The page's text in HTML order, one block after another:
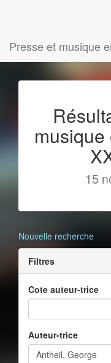
Presse et musique
15
Nouvelle recherche
Filtres
Cote auteur-trice
Auteur-trice